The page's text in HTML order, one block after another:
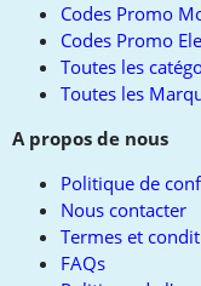
Codes Promo
Codes Promo
Toutes les
Toutes les
A propos de nous
Politique de
Nous contacter
Termes et
FAQs